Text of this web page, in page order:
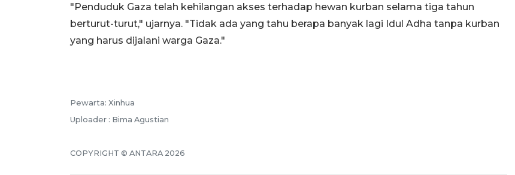
"Penduduk Gaza telah kehilangan akses terhadap hewan kurban selama tiga tahun
berturut-turut," ujarnya. "Tidak ada yang tahu berapa banyak lagi Idul Adha tanpa kurban
yang harus dijalani warga Gaza."
Pewarta: Xinhua
Uploader : Bima Agustian
COPYRIGHT © ANTARA 2026